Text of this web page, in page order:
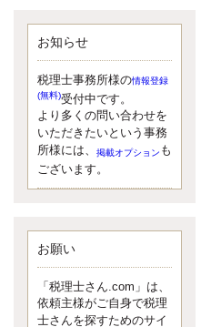
湘南のぽっちゃり女性税理士
松村文子と湘南ＢＵ
また最近、税理士試験のご相談を受
けることおおくなりました。受験申
し込み受け付け開始になるからです
ね。勉強したが、中途半端なので、
受験が無駄に思っている人もいるよ
うです。まず、私ならダメと思う前
に、全力で勝負してみたいです！
更新:2017年5月1日(神奈川県藤沢市)
---------------------
イクメン税理士による税金ブ
ログです。
なくて七クセ 目は口ほどにモノを言
う 色んなことわざがありますが、無
意識に出ている身体のサイン。 心理
学では、ちゃんと意味があるようで
お知らせ
税理士事務所様の情報登録
(無料)受付中です。
より多くの問い合わせを
いただきたいという事務
所様には、
掲載オプション も
ございます。
お願い
「税理士さん.com」は、
依頼主様がご自身で税理
士さんを探すためのサイ